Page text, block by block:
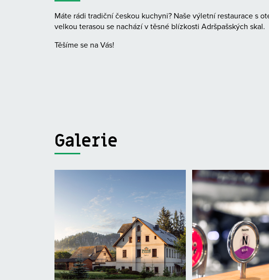
Máte rádi tradiční českou kuchyni? Naše výletní restaurace s
velkou terasou se nachází v těsné blízkosti Adršpašských skal.
Těšíme se na Vás!
Galerie